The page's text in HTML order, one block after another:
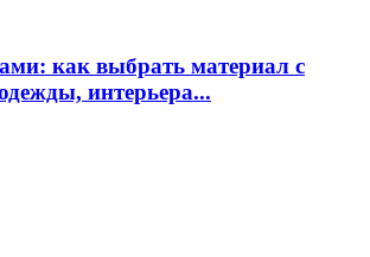
как выбрать материал с
интерьера...